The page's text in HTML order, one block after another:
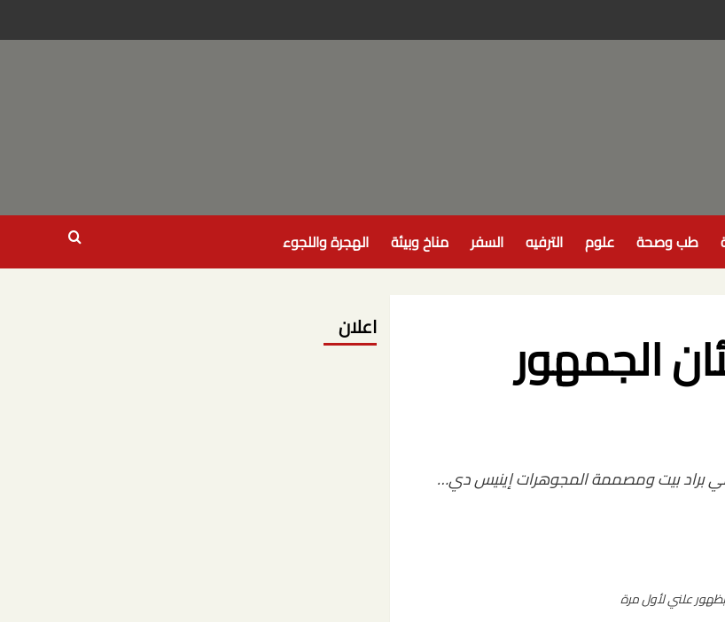
طب وصحة علوم الترفيه السفر مناخ وبيئة الهجرة واللجوء
الجمهور
براد بيت ومصممة المجوهرات إينيس دي…
علني لأول مرة
اعلان